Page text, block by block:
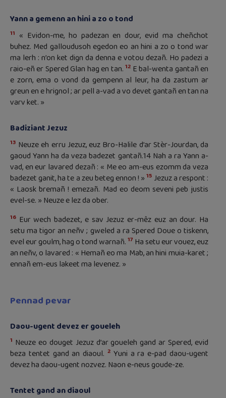
Yann a gemenn an hini a zo o tond
11 « Evidon-me, ho padezan en dour, evid ma cheñchot
buhez. Med galloudusoh egedon eo an hini a zo o tond war
ma lerh : n’on ket dign da denna e votou dezañ. Ho padezi a
raio-eñ er Spered Glan hag en tan.12 E bal-wenta gantañ en
e zorn, ema o vond da gempenn al leur, ha da zastum ar
greun en e hrignol ; ar pell a-vad a vo devet gantañ en tan na
varv ket. »
Badiziant Jezuz
13 Neuze eh erru Jezuz, euz Bro-Halile d’ar Stèr-Jourdan, da
gaoud Yann ha da veza badezet gantañ.14 Nah a ra Yann a-
vad, en eur lavared dezañ : « Me eo am-eus ezomm da veza
badezet ganit, ha te a zeu beteg ennon ! »15 Jezuz a respont :
« Laosk bremañ ! emezañ. Mad eo deom seveni peb justis
evel-se. » Neuze e lez da ober.
16 Eur wech badezet, e sav Jezuz er-mêz euz an dour. Ha
setu ma tigor an neñv ; gweled a ra Spered Doue o tiskenn,
evel eur goulm, hag o tond warnañ. 17 Ha setu eur vouez, euz
an neñv, o lavared : « Hemañ eo ma Mab, an hini muia-karet ;
ennañ em-eus lakeet ma levenez. »
Pennad pevar
Daou-ugent devez er goueleh
1 Neuze eo douget Jezuz d’ar goueleh gand ar Spered, evid
beza tentet gand an diaoul. 2 Yuni a ra e-pad daou-ugent
devez ha daou-ugent nozvez. Naon e-neus goude-ze.
Tentet gand an diaoul